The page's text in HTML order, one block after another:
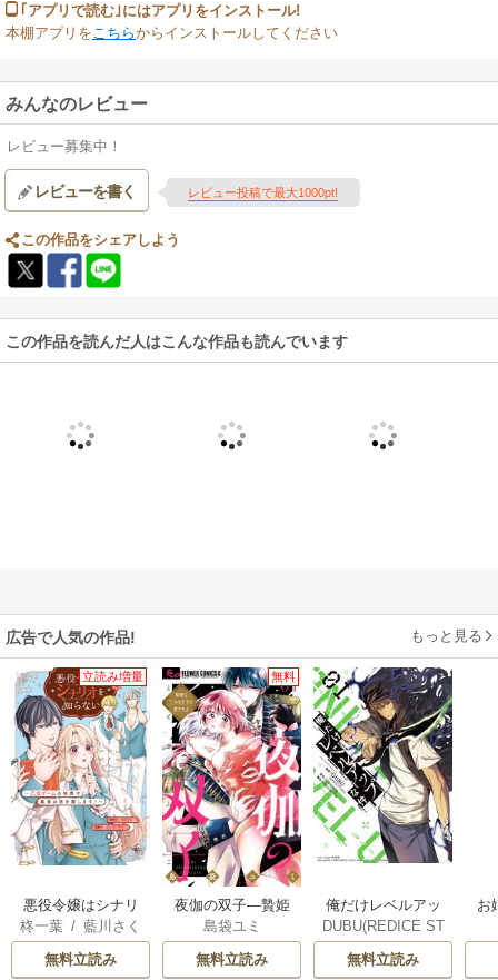
｢アプリで読む｣にはアプリをインストール!
本棚アプリを こちらからインストールしてください
みんなのレビュー
レビュー募集中！
レビューを書く レビュー投稿で最大1000pt!
この作品をシェアしよう
この作品を読んだ人はこんな作品も読んでいます
広告で人気の作品! もっと見る
立読み増量
悪役令嬢はシナリ
オを知らない ～乙
女ゲームの世界で
真実の恋を探しま
柊一葉 /藍川さく
ら
無料立読み
無料
夜伽の双子―贄姫
は二人の王子に愛
される―
島袋ユミ
無料立読み
俺だけレベルアッ
プな件
DUBU(REDICE ST
UDIO)/Chugong/
h-goon
無料立読み
お